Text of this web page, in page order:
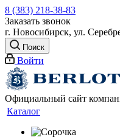
8 (383) 218-38-83
Заказать звонок
г. Новосибирск, ул.
Поиск
Войти
Официальный сайт
Каталог